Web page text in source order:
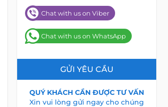
Chat with us on Viber
Chat with us on WhatsApp
GỬI YÊU CẦU
QUÝ KHÁCH CẦN ĐƯỢC TƯ VẤN
Xin vui lòng gửi ngay cho chúng